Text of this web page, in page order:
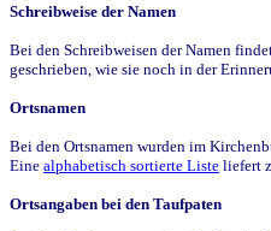
Schreibweise der Namen
Bei den Schreibweisen der Namen
geschrieben, wie sie noch in der
Ortsnamen
Bei den Ortsnamen wurden im
Eine alphabetisch sortierte Liste liefert
Ortsangaben bei den Taufpaten